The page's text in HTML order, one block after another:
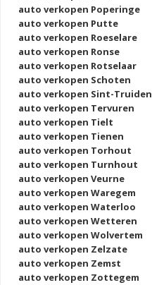
auto verkopen Poperinge
auto verkopen Putte
auto verkopen Roeselare
auto verkopen Ronse
auto verkopen Rotselaar
auto verkopen Schoten
auto verkopen Sint-Truiden
auto verkopen Tervuren
auto verkopen Tielt
auto verkopen Tienen
auto verkopen Torhout
auto verkopen Turnhout
auto verkopen Veurne
auto verkopen Waregem
auto verkopen Waterloo
auto verkopen Wetteren
auto verkopen Wolvertem
auto verkopen Zelzate
auto verkopen Zemst
auto verkopen Zottegem